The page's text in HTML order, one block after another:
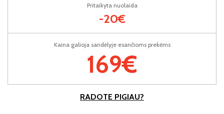
Kaina galioja sandėlyje esančioms prekėms
169€
Pritaikyta nuolaida
-20€
RADOTE PIGIAU?